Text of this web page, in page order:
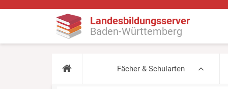
Landesbildungsserver
Baden-Württemberg
Fächer & Schularten